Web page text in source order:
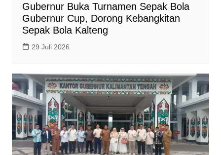
Gubernur Buka Turnamen Sepak Bola
Gubernur Cup, Dorong Kebangkitan
Sepak Bola Kalteng
29 Juli 2026